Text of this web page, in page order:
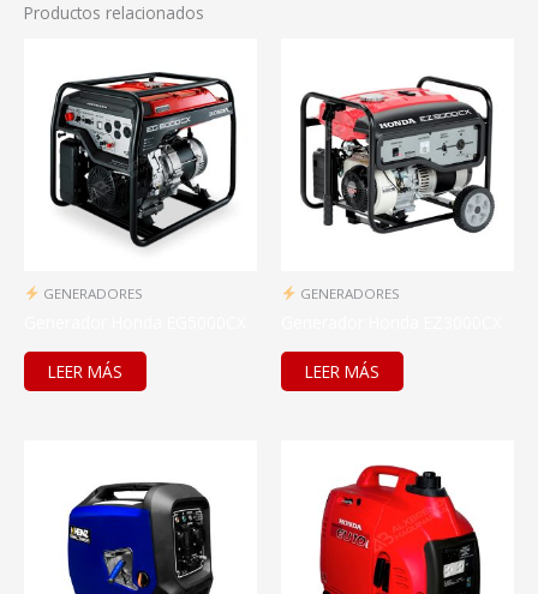
Productos relacionados
GENERADORES
LEER MÁS
GENERADORES
LEER MÁS